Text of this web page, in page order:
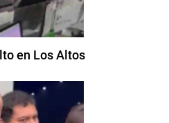
en Los Altos